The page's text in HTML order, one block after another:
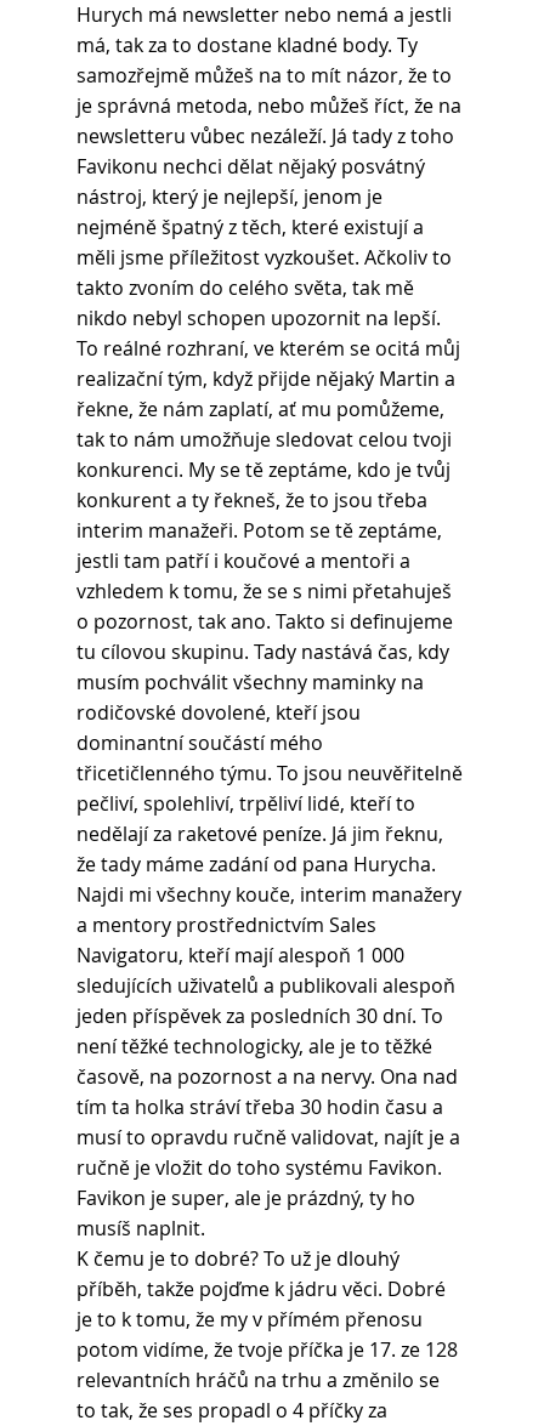
Hurych má newsletter nebo nemá a jestli
má, tak za to dostane kladné body. Ty
samozřejmě můžeš na to mít názor, že to
je správná metoda, nebo můžeš říct, že na
newsletteru vůbec nezáleží. Já tady z toho
Favikonu nechci dělat nějaký posvátný
nástroj, který je nejlepší, jenom je
nejméně špatný z těch, které existují a
měli jsme příležitost vyzkoušet. Ačkoliv to
takto zvoním do celého světa, tak mě
nikdo nebyl schopen upozornit na lepší.
To reálné rozhraní, ve kterém se ocitá můj
realizační tým, když přijde nějaký Martin a
řekne, že nám zaplatí, ať mu pomůžeme,
tak to nám umožňuje sledovat celou tvoji
konkurenci. My se tě zeptáme, kdo je tvůj
konkurent a ty řekneš, že to jsou třeba
interim manažeři. Potom se tě zeptáme,
jestli tam patří i koučové a mentoři a
vzhledem k tomu, že se s nimi přetahuješ
o pozornost, tak ano. Takto si definujeme
tu cílovou skupinu. Tady nastává čas, kdy
musím pochválit všechny maminky na
rodičovské dovolené, kteří jsou
dominantní součástí mého
třicetičlenného týmu. To jsou neuvěřitelně
pečliví, spolehliví, trpěliví lidé, kteří to
nedělají za raketové peníze. Já jim řeknu,
že tady máme zadání od pana Hurycha.
Najdi mi všechny kouče, interim manažery
a mentory prostřednictvím Sales
Navigatoru, kteří mají alespoň 1 000
sledujících uživatelů a publikovali alespoň
jeden příspěvek za posledních 30 dní. To
není těžké technologicky, ale je to těžké
časově, na pozornost a na nervy. Ona nad
tím ta holka stráví třeba 30 hodin času a
musí to opravdu ručně validovat, najít je a
ručně je vložit do toho systému Favikon.
Favikon je super, ale je prázdný, ty ho
musíš naplnit.
K čemu je to dobré? To už je dlouhý
příběh, takže pojďme k jádru věci. Dobré
je to k tomu, že my v přímém přenosu
potom vidíme, že tvoje příčka je 17. ze 128
relevantních hráčů na trhu a změnilo se
to tak, že ses propadl o 4 příčky za